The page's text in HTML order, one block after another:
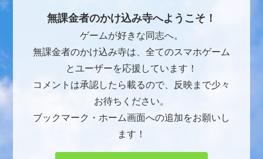
無課金者のかけ込み寺へようこそ！
ゲームが好きな同志へ。
無課金者のかけ込み寺は、全てのスマホゲーム
とユーザーを応援しています！
コメントは承認したら載るので、反映まで少々
お待ちください。
ブックマーク・ホーム画面への追加をお願いし
ます！